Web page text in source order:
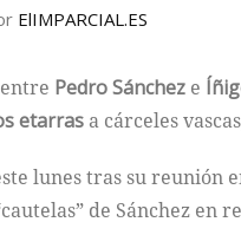
ElIMPARCIAL.ES
Pedro Sánchez e
etarras a cárceles
lunes tras su reunión
de Sánchez en